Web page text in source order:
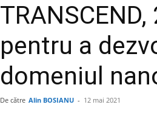
pentru a
domeniul
De către Alin BOSIANU - 12 mai 2021